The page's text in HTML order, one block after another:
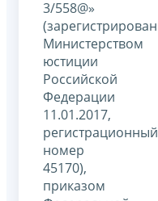
3/558@»
(зарегистрирован
Министерством
юстиции
Российской
Федерации
11.01.2017,
регистрационный
номер
45170),
приказом